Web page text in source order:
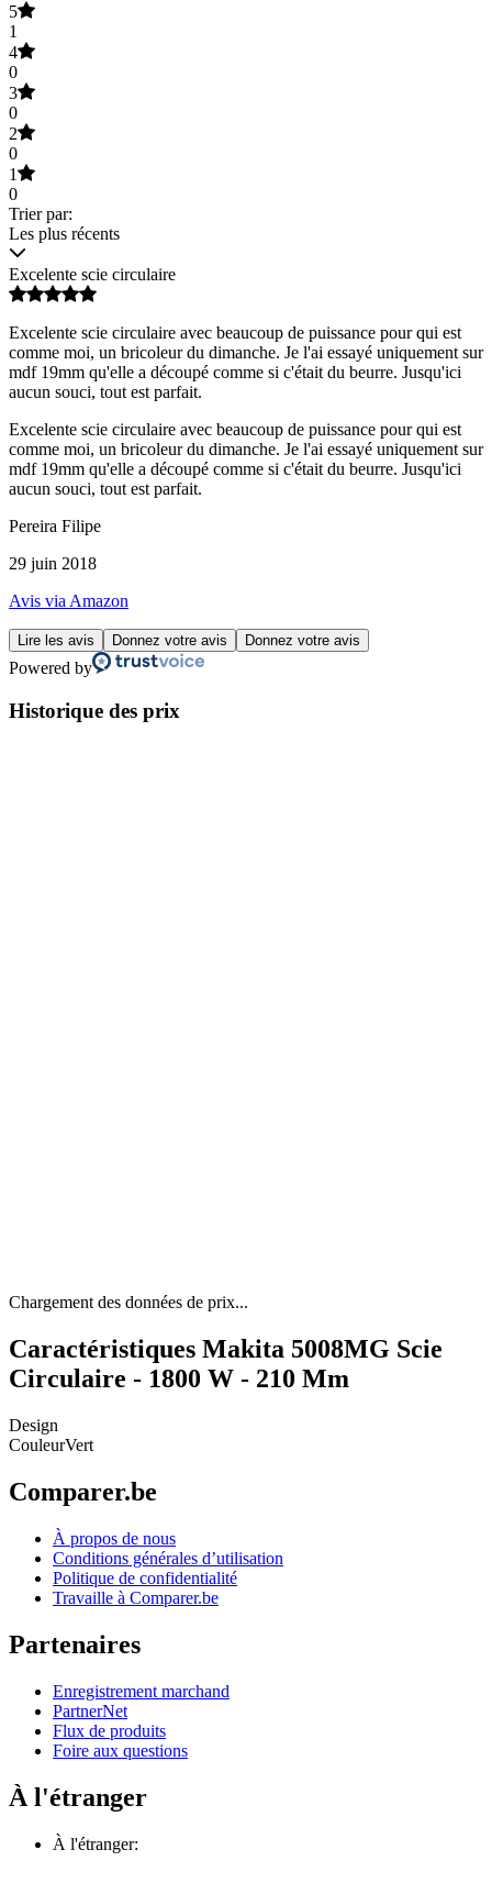
5
1
4
0
3
0
2
0
1
0
Trier par:
Les plus récents
Excelente scie circulaire
Excelente scie circulaire avec beaucoup de puissance pour qui est
comme moi, un bricoleur du dimanche. Je l'ai essayé uniquement sur
mdf 19mm qu'elle a découpé comme si c'était du beurre. Jusqu'ici
aucun souci, tout est parfait.
Excelente scie circulaire avec beaucoup de puissance pour qui est
comme moi, un bricoleur du dimanche. Je l'ai essayé uniquement sur
mdf 19mm qu'elle a découpé comme si c'était du beurre. Jusqu'ici
aucun souci, tout est parfait.
Pereira Filipe
29 juin 2018
Avis via Amazon
Lire les avis Donnez votre avis Donnez votre avis
Powered by
Historique des prix
Chargement des données de prix...
Caractéristiques Makita 5008MG Scie
Circulaire - 1800 W - 210 Mm
Design
CouleurVert
Comparer.be
À propos de nous
Conditions générales d’utilisation
Politique de confidentialité
Travaille à Comparer.be
Partenaires
Enregistrement marchand
PartnerNet
Flux de produits
Foire aux questions
À l'étranger
À l'étranger: